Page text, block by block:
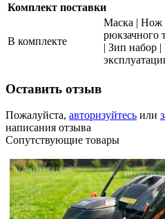
Комплект поставки
В комплекте
Маска | Нож
рюкзачного
| Зип набор
Оставить отзыв
Пожалуйста, авторизуйтесь или
написания отзыва
Сопутствующие товары